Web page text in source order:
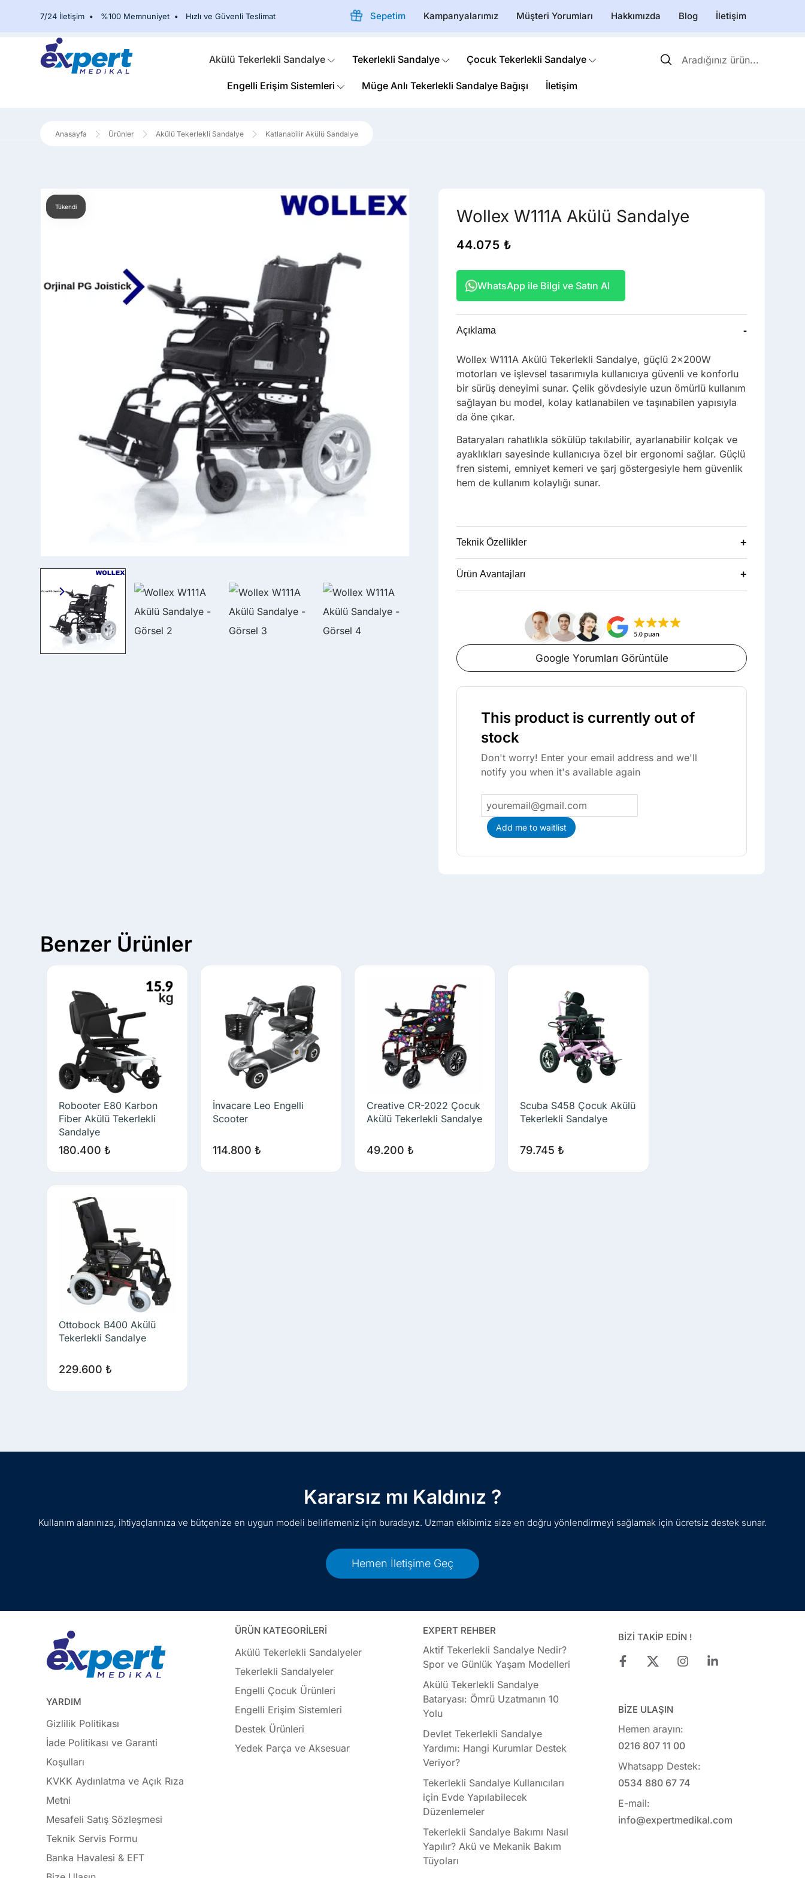
7/24 İletişim • %100 Memnuniyet • Hızlı ve Güvenli Teslimat Sepetim Kampanyalarımız Müşteri Yorumları Hakkımızda Blog İletişim
Akülü Tekerlekli Sandalye Tekerlekli Sandalye Çocuk Tekerlekli Sandalye
Engelli Erişim Sistemleri Müge Anlı Tekerlekli Sandalye Bağışı İletişim
Ürünler Akülü Tekerlekli Sandalye Katlanabilir Akülü Sandalye
Tükendi Wollex W111A Akülü Sandalye
44.075 ₺
WhatsApp ile Bilgi ve Satın Al
Açıklama -
Wollex W111A Akülü Tekerlekli Sandalye, güçlü 2x200W
motorları ve işlevsel tasarımıyla kullanıcıya güvenli ve konforlu
bir sürüş deneyimi sunar. Çelik gövdesiyle uzun ömürlü kullanım
sağlayan bu model, kolay katlanabilen ve taşınabilen yapısıyla
da öne çıkar.
Bataryaları rahatlıkla sökülüp takılabilir, ayarlanabilir kolçak ve
ayaklıkları sayesinde kullanıcıya özel bir ergonomi sağlar. Güçlü
fren sistemi, emniyet kemeri ve şarj göstergesiyle hem güvenlik
hem de kullanım kolaylığı sunar.
Teknik Özellikler +
Ürün Avantajları +
Google Yorumları Görüntüle
This product is currently out of
stock
Don't worry! Enter your email address and we'll
notify you when it's available again
Add me to waitlist
Benzer Ürünler
Robooter E80 Karbon
Fiber Akülü Tekerlekli
Sandalye
180.400₺
İnvacare Leo Engelli
Scooter
114.800 ₺
Creative CR-2022 Çocuk
Akülü Tekerlekli Sandalye
49.200 ₺
Scuba S458 Çocuk Akülü
Tekerlekli Sandalye
79.745₺
Ottobock B400 Akülü
Tekerlekli Sandalye
229.600₺
Kararsız mı Kaldınız ?
Kullanım alanınıza, ihtiyaçlarınıza ve bütçenize en uygun modeli belirlemeniz için buradayız. Uzman ekibimiz size en doğru yönlendirmeyi sağlamak için ücretsiz destek sunar.
Hemen İletişime Geç
YARDIM
Gizlilik Politikası
İade Politikası ve Garanti
Koşulları
KVKK Aydınlatma ve Açık Rıza
Metni
Mesafeli Satış Sözleşmesi
Teknik Servis Formu
Banka Havalesi & EFT
ÜRÜN KATEGORİLERİ
Akülü Tekerlekli Sandalyeler
Tekerlekli Sandalyeler
Engelli Çocuk Ürünleri
Engelli Erişim Sistemleri
Destek Ürünleri
Yedek Parça ve Aksesuar
EXPERT REHBER
Aktif Tekerlekli Sandalye Nedir?
Spor ve Günlük Yaşam Modelleri
Akülü Tekerlekli Sandalye
Bataryası: Ömrü Uzatmanın 10
Yolu
Devlet Tekerlekli Sandalye
Yardımı: Hangi Kurumlar Destek
Veriyor?
Tekerlekli Sandalye Kullanıcıları
için Evde Yapılabilecek
Düzenlemeler
Tekerlekli Sandalye Bakımı Nasıl
Yapılır? Akü ve Mekanik Bakım
Tüyoları
BİZİ TAKİP EDİN !
BİZE ULAŞIN
Hemen arayın:
0216 807 11 00
Whatsapp Destek:
0534 880 67 74
E-mail:
info@expertmedikal.com